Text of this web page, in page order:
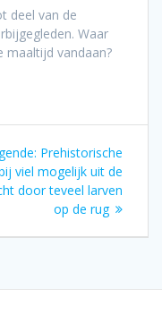
deel van de
Waar
maaltijd vandaan?
Volgend
bericht:
Prehistorische
viel mogelijk uit de
door teveel larven
op de rug